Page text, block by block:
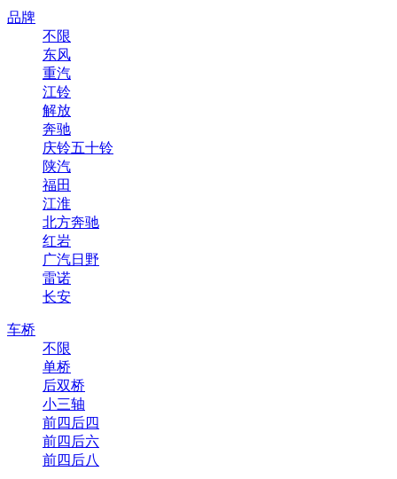
品牌
不限
东风
重汽
江铃
解放
奔驰
庆铃五十铃
陕汽
福田
江淮
北方奔驰
红岩
广汽日野
雷诺
长安
车桥
不限
单桥
后双桥
小三轴
前四后四
前四后六
前四后八